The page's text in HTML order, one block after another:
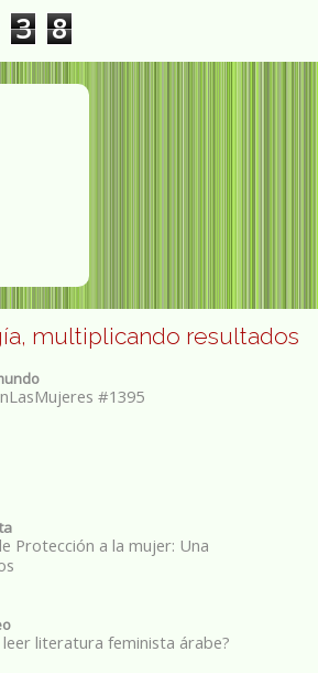
3 8
multiplicando resultados
#1395
Protección a la mujer: Una
leer literatura feminista árabe?